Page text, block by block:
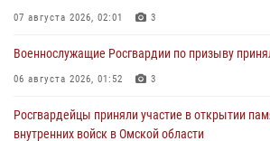
07 августа 2026, 02:01 3
Военнослужащие Росгвардии по призыву
06 августа 2026, 01:52 3
Росгвардейцы приняли участие в открытии
внутренних войск в Омской области